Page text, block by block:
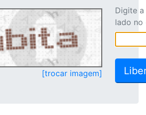
[trocar imagem]
Digite
lado no